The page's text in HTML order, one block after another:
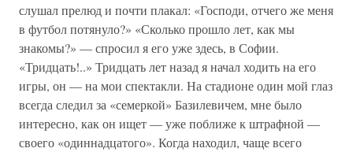
слушал прелюд и почти плакал: «Господи, отчего же меня
в футбол потянуло?» «Сколько прошло лет, как мы
знакомы?» — спросил я его уже здесь, в Софии.
«Тридцать!..» Тридцать лет назад я начал ходить на его
игры, он — на мои спектакли. На стадионе один мой глаз
всегда следил за «семеркой» Базилевичем, мне было
интересно, как он ищет — уже поближе к штрафной —
своего «одиннадцатого». Когда находил, чаще всего